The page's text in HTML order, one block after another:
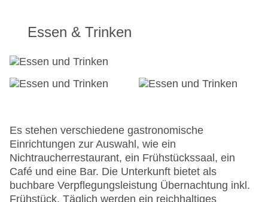
24h Rezeption
Check-in von: 13:00:00
Check-out bis: 12:00:00
Hoteleröffnung: 2007
Hotelsafe
WLAN/WiFi im Hotel
Letzte umfassende Renovierung: 2009
Lift
Essen & Trinken
Es stehen verschiedene gastronomische
Einrichtungen zur Auswahl, wie ein
Nichtraucherrestaurant, ein Frühstückssaal, ein
Café und eine Bar. Die Unterkunft bietet als
buchbare Verpflegungsleistung Übernachtung inkl.
Frühstück. Täglich werden ein reichhaltiges